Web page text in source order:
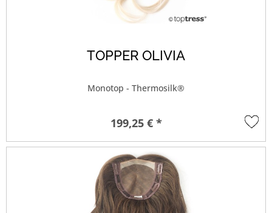
TOPPER OLIVIA
Monotop - Thermosilk®
199,25 € *